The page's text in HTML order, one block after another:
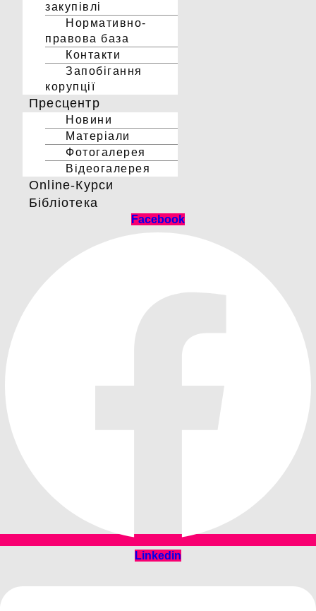
закупівлі
Нормативно-
правова база
Контакти
Запобігання
корупції
Пресцентр
Новини
Матеріали
Фотогалерея
Відеогалерея
Online-Курси
Бібліотека
Facebook
Linkedin